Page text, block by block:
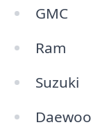
GMC
Ram
Suzuki
Daewoo